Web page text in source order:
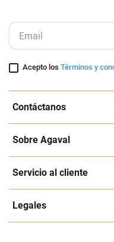
Acepto losTérminos y
Contáctanos
Sobre Agaval
Servicio al cliente
Legales